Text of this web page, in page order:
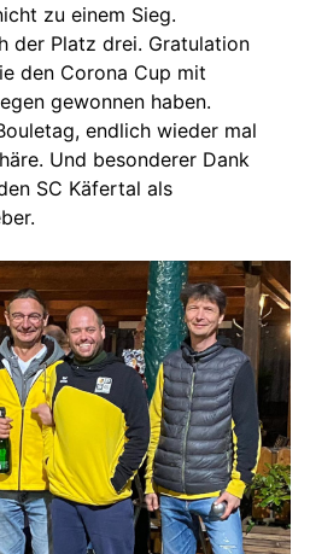
zu einem Sieg.
der Platz drei. Gratulation
den Corona Cup mit
gewonnen haben.
endlich wieder mal
Und besonderer Dank
SC Käfertal als